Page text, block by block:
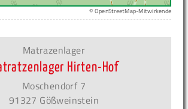
© OpenStreetMap-Mitwirkende
Matrazenlager
Hirten-Hof
Moschendorf 7
91327 Gößweinstein